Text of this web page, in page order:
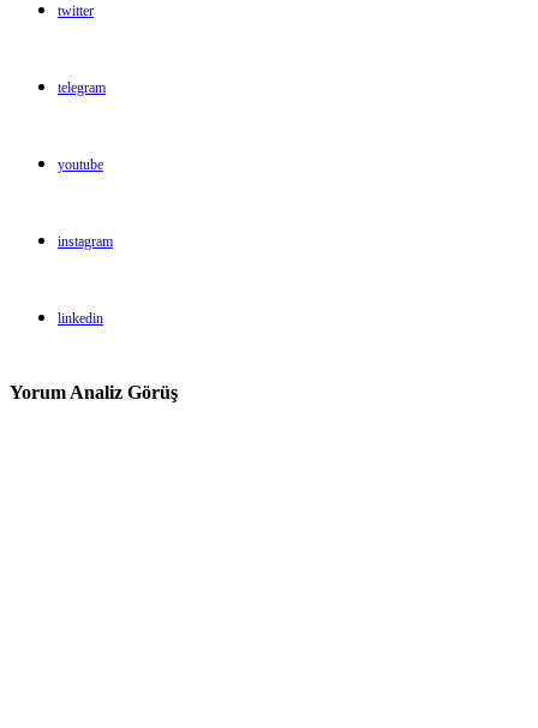
twitter
telegram
youtube
instagram
linkedin
Yorum Analiz Görüş